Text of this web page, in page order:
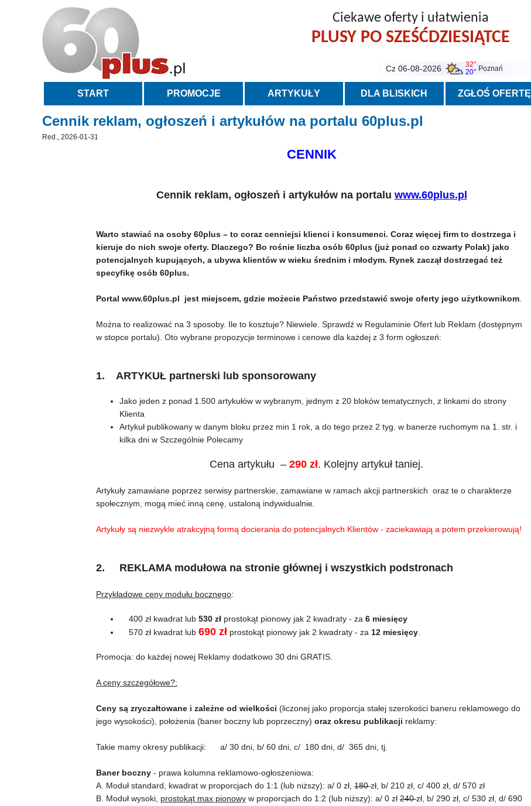
Ciekawe oferty i ułatwienia
PLUSY PO SZEŚĆDZIESIĄTCE
Cz 06-08-2026
32°
20° Poznań
START PROMOCJE ARTYKUŁY DLA BLISKICH ZGŁOŚ OFERTĘ
Cennik reklam, ogłoszeń i artykułów na portalu 60plus.pl
Red., 2026-01-31
CENNIK
Cennik reklam, ogłoszeń i artykułów na portalu www.60plus.pl
Warto stawiać na osoby 60plus – to coraz cenniejsi klienci i konsumenci. Coraz więcej firm to dostrzega i
kieruje do nich swoje oferty. Dlaczego? Bo rośnie liczba osób 60plus (już ponad co czwarty Polak) jako
potencjalnych kupujących, a ubywa klientów w wieku średnim i młodym. Rynek zaczął dostrzegać też
specyfikę osób 60plus.
Portal www.60plus.pl jest miejscem, gdzie możecie Państwo przedstawić swoje oferty jego użytkownikom
Można to realizować na 3 sposoby. Ile to kosztuje? Niewiele. Sprawdź w Regulaminie Ofert lub Reklam (dostępnym
w stopce portalu). Oto wybrane propozycje terminowe i cenowe dla każdej z 3 form ogłoszeń:
1. ARTYKUŁ partnerski lub sponsorowany
Jako jeden z ponad 1.500 artykułów w wybranym, jednym z 20 bloków tematycznych, z linkami do strony
Klienta
Artykuł publikowany w danym bloku przez min 1 rok, a do tego przez 2 tyg. w banerze ruchomym na 1. str. i
kilka dni w Szczególnie Polecamy
Cena artykułu – 290 zł. Kolejny artykuł taniej.
Artykuły zamawiane poprzez serwisy partnerskie, zamawiane w ramach akcji partnerskich oraz te o charakterze
społecznym, mogą mieć inną cenę, ustaloną indywidualnie.
Artykuły są niezwykle atrakcyjną formą docierania do potencjalnych Klientów - zaciekawiają a potem przekierowują!
2. REKLAMA modułowa na stronie głównej i wszystkich podstronach
Przykładowe ceny modułu bocznego:
400 zł kwadrat lub 530 zł prostokąt pionowy jak 2 kwadraty - za 6 miesięcy
570 zł kwadrat lub 690 zł prostokąt pionowy jak 2 kwadraty - za 12 miesięcy
Promocja: do każdej nowej Reklamy dodatkowo 30 dni GRATIS.
A ceny szczegółowe?:
Ceny są zryczałtowane i zależne od wielkości (liczonej jako proporcja stałej szerokości baneru reklamowego do
jego wysokości), położenia (baner boczny lub poprzeczny) oraz okresu publikacji reklamy:
Takie mamy okresy publikacji: a/ 30 dni, b/ 60 dni, c/ 180 dni, d/ 365 dni, tj.
Baner boczny - prawa kolumna reklamowo-ogłoszeniowa:
A. Moduł standard, kwadrat w proporcjach do 1:1 (lub niższy): a/ 0 zł, 180zł, b/ 210 zł, c/ 400 zł, d/ 570 zł
B. Moduł wysoki, prostokąt max pionowy w proporcjach do 1:2 (lub niższy): a/ 0 zł 240zł, b/ 290 zł, c/ 530 zł, d/ 690